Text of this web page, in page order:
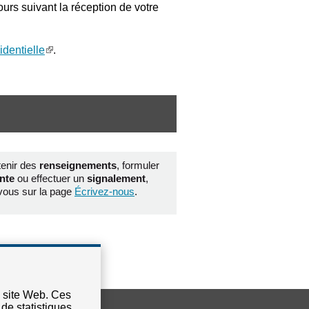
suivant la réception de votre
.
des renseignements, formuler
ou effectuer un signalement,
sur la page Écrivez-nous.
Web. Ces